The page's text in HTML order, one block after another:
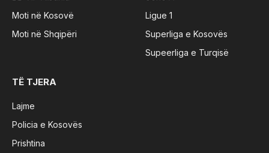
Moti në Kosovë
Moti në Shqipëri
Ligue 1
Superliga e Kosovës
Supeerliga e Turqisë
TË TJERA
Lajme
Policia e Kosovës
Prishtina